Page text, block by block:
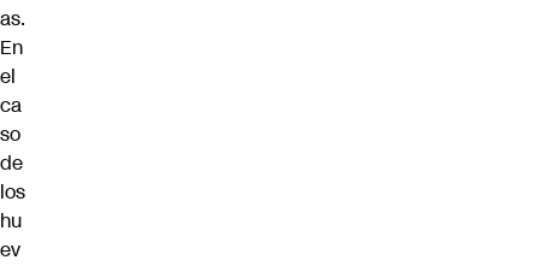
as.
En
el
ca
so
de
los
hu
ev